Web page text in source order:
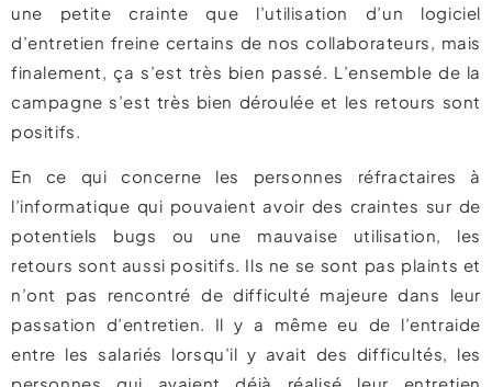
une petite crainte que l’utilisation d’un logiciel
d’entretien freine certains de nos collaborateurs, mais
finalement, ça s’est très bien passé. L’ensemble de la
campagne s’est très bien déroulée et les retours sont
positifs.
En ce qui concerne les personnes réfractaires à
l’informatique qui pouvaient avoir des craintes sur de
potentiels bugs ou une mauvaise utilisation, les
retours sont aussi positifs. Ils ne se sont pas plaints et
n’ont pas rencontré de difficulté majeure dans leur
passation d’entretien. Il y a même eu de l’entraide
entre les salariés lorsqu’il y avait des difficultés, les